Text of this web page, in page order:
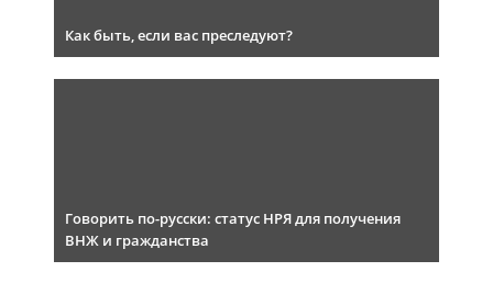
Как быть, если вас преследуют?
Говорить по-русски: статус НРЯ для получения
ВНЖ и гражданства